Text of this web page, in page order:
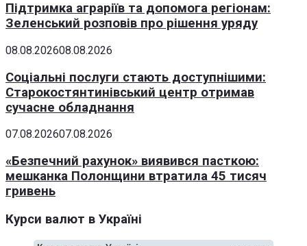
Підтримка аграріїв та допомога регіонам:
Зеленський розповів про рішення уряду
08.08.202608.08.2026
Соціальні послуги стають доступнішими:
Старокостянтинівський центр отримав
сучасне обладнання
07.08.202607.08.2026
«Безпечний рахунок» виявився пасткою:
мешканка Полонщини втратила 45 тисяч
гривень
Курси валют в Україні